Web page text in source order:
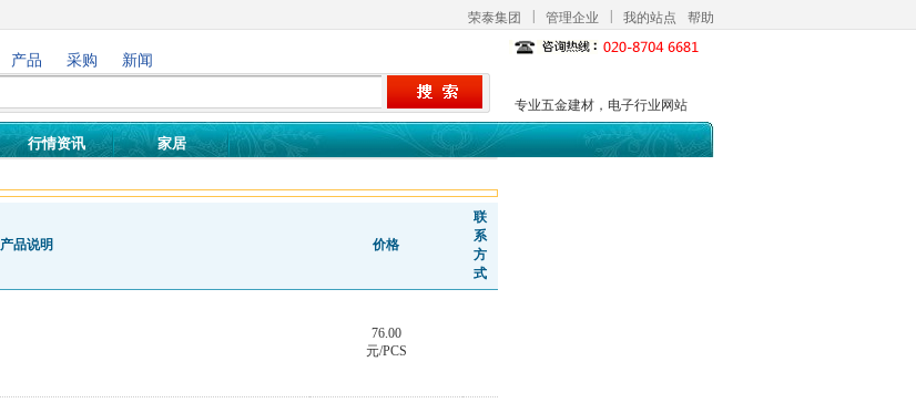
荣泰集团 管理企业 我的站点 帮助
产品 采购 新闻
专业五金建材，电子行业网站
行情资讯 家居
产品说明 价格
联
系
方
式
76.00
元/PCS